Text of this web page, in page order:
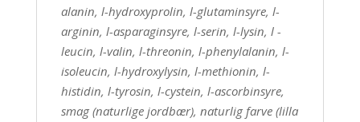
alanin, l-hydroxyprolin, l-glutaminsyre, l-
arginin, l-asparaginsyre, l-serin, l-lysin, l -
leucin, l-valin, l-threonin, l-phenylalanin, l-
isoleucin, l-hydroxylysin, l-methionin, l-
histidin, l-tyrosin, l-cystein, l-ascorbinsyre,
smag (naturlige jordbær), naturlig farve (lilla